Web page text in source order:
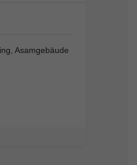
Asamgebäude